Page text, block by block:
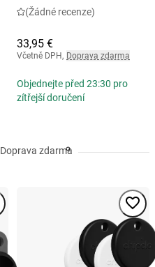
(Žádné recenze)
33,95 €
Včetně DPH, Doprava zdarma
Objednejte před 23:30 pro
zítřejší doručení
Doprava zdarma